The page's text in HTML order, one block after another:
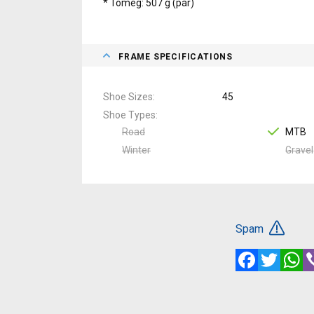
* Tömeg: 507 g (pár)
FRAME SPECIFICATIONS
Shoe Sizes
45
Shoe Types
Road
MTB
Winter
Gravel
Spam
FacebookTwitter